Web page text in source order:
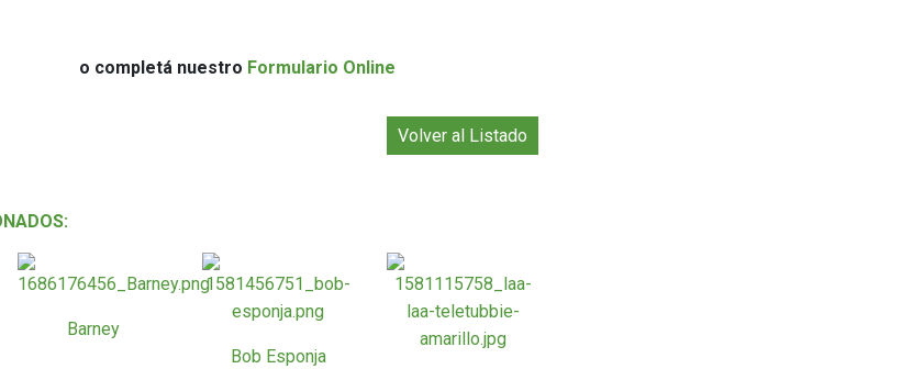
o completá nuestro Formulario Online
Volver al Listado
Barney
Bob Esponja